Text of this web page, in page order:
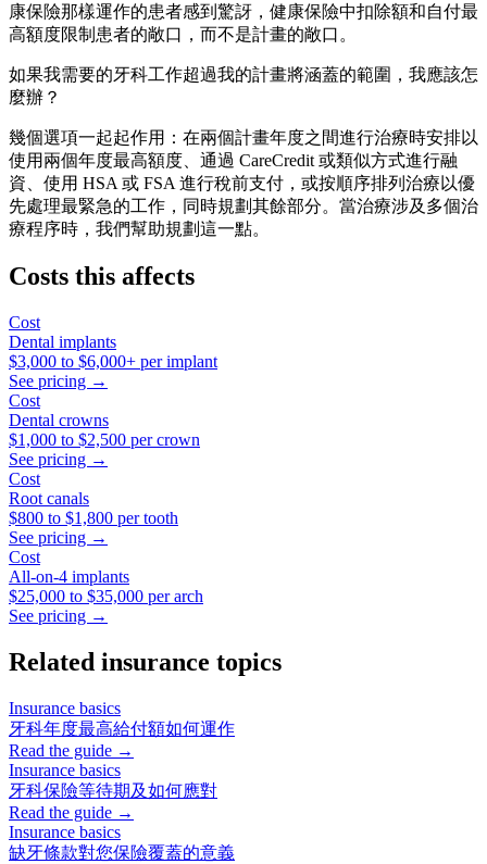
康保險那樣運作的患者感到驚訝，健康保險中扣除額和自付最
高額度限制患者的敞口，而不是計畫的敞口。
如果我需要的牙科工作超過我的計畫將涵蓋的範圍，我應該怎
麼辦？
幾個選項一起起作用：在兩個計畫年度之間進行治療時安排以
使用兩個年度最高額度、通過 CareCredit 或類似方式進行融
資、使用 HSA 或 FSA 進行稅前支付，或按順序排列治療以優
先處理最緊急的工作，同時規劃其餘部分。當治療涉及多個治
療程序時，我們幫助規劃這一點。
Costs this affects
Cost
Dental implants
$3,000 to $6,000+ per implant
See pricing →
Cost
Dental crowns
$1,000 to $2,500 per crown
See pricing →
Cost
Root canals
$800 to $1,800 per tooth
See pricing →
Cost
All-on-4 implants
$25,000 to $35,000 per arch
See pricing →
Related insurance topics
Insurance basics
牙科年度最高給付額如何運作
Read the guide →
Insurance basics
牙科保險等待期及如何應對
Read the guide →
Insurance basics
缺牙條款對您保險覆蓋的意義